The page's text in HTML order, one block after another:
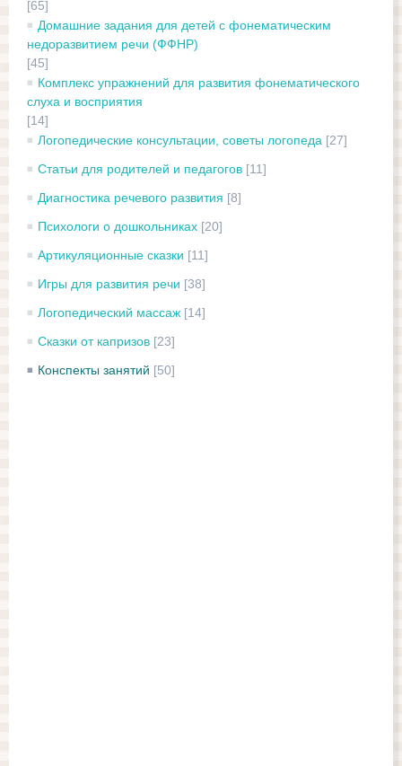
[65]
Домашние задания для детей с фонематическим
недоразвитием речи (ФФНР)
[45]
Комплекс упражнений для развития фонематического
слуха и восприятия
[14]
Логопедические консультации, советы логопеда [27]
Статьи для родителей и педагогов [11]
Диагностика речевого развития [8]
Психологи о дошкольниках [20]
Артикуляционные сказки [11]
Игры для развития речи [38]
Логопедический массаж [14]
Сказки от капризов [23]
Конспекты занятий [50]